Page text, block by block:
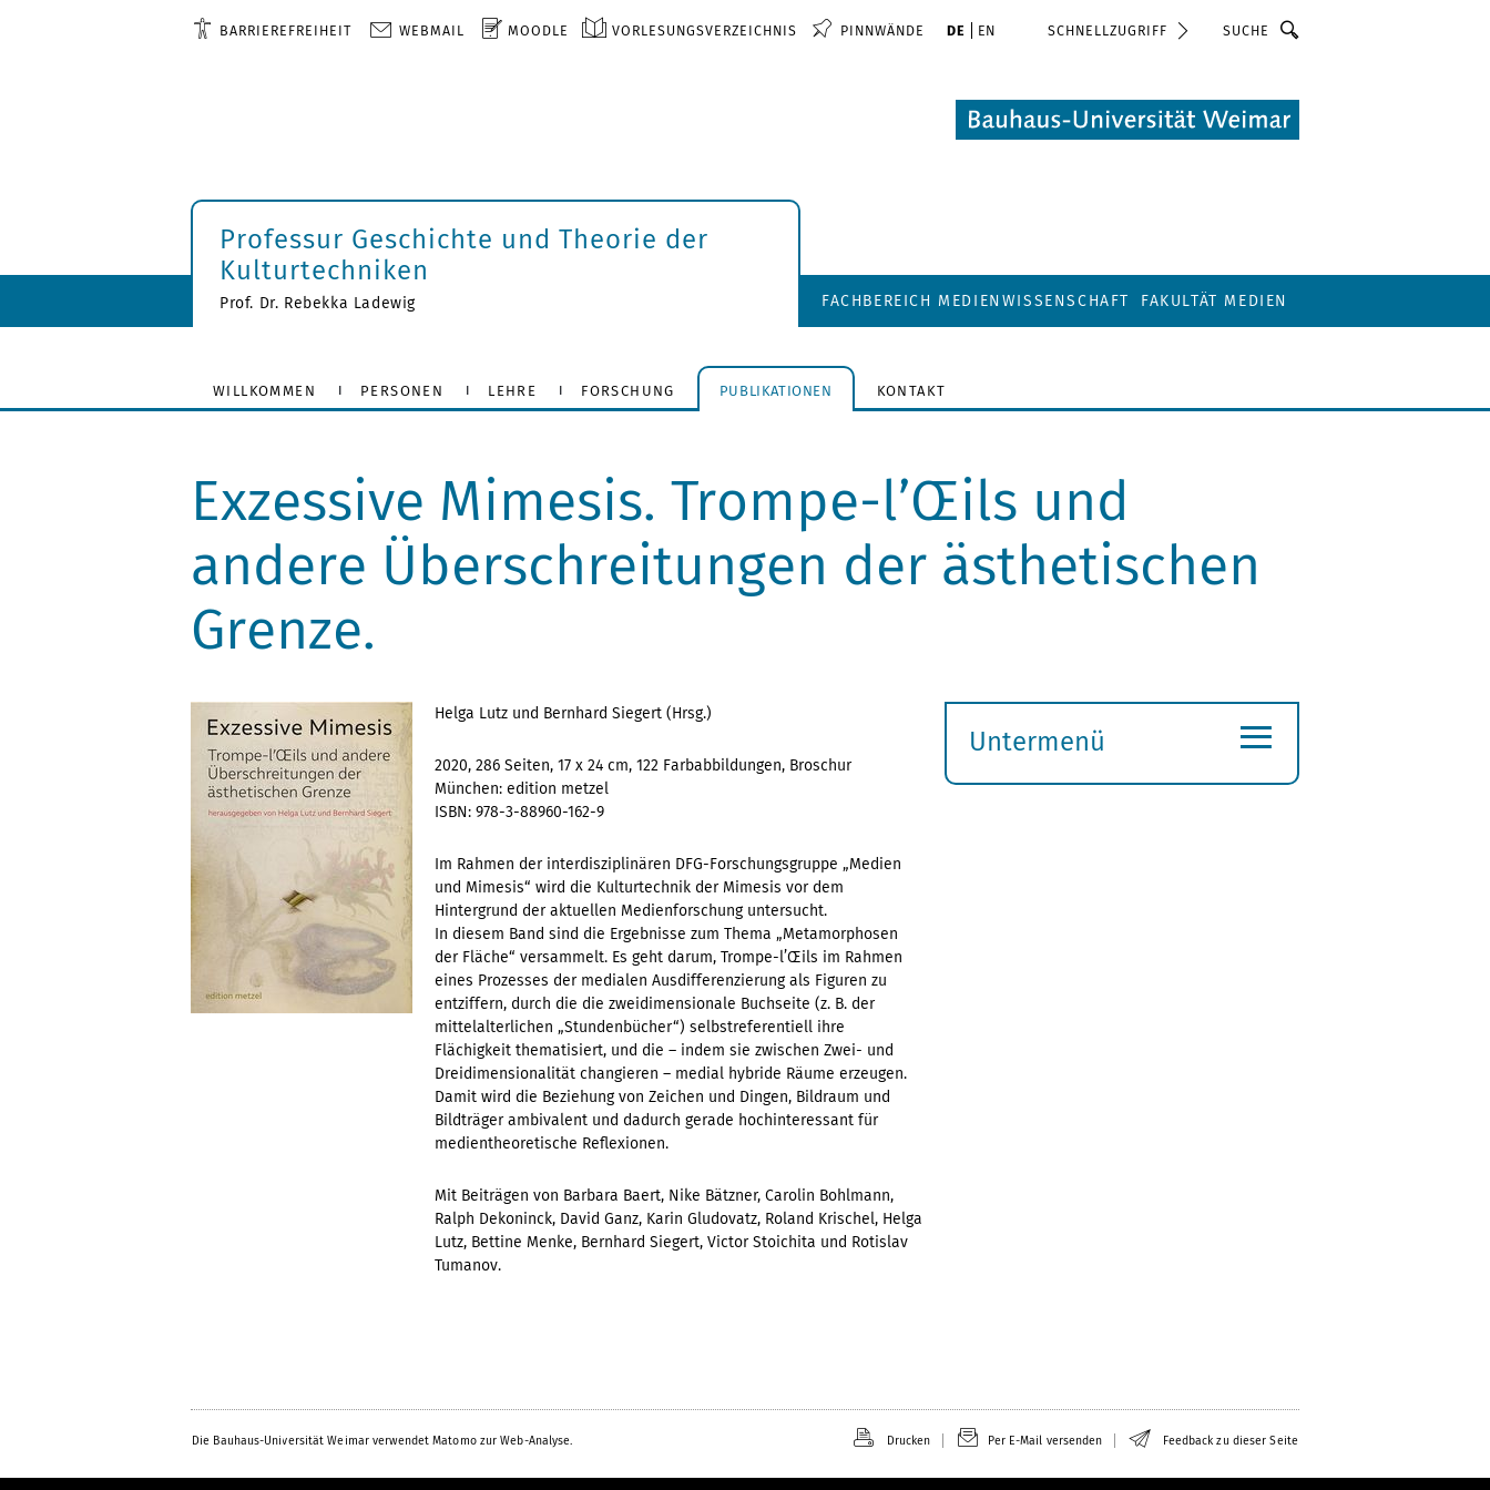
BARRIEREFREIHEIT WEBMAIL MOODLE VORLESUNGSVERZEICHNIS PINNWÄNDE DE EN SCHNELLZUGRIFF Suche
Professur Geschichte und Theorie der
Kulturtechniken
Prof. Dr. Rebekka Ladewig FACHBEREICH MEDIENWISSENSCHAFT FAKULTÄT MEDIEN
WILLKOMMEN PERSONEN LEHRE FORSCHUNG PUBLIKATIONEN KONTAKT
Exzessive Mimesis. Trompe-l’Œils und
andere Überschreitungen der ästhetischen
Grenze.
Helga Lutz und Bernhard Siegert (Hrsg.)
2020, 286 Seiten, 17 x 24 cm, 122 Farbabbildungen, Broschur
München: edition metzel
ISBN: 978-3-88960-162-9
Im Rahmen der interdisziplinären DFG-Forschungsgruppe „Medien
und Mimesis“ wird die Kulturtechnik der Mimesis vor dem
Hintergrund der aktuellen Medienforschung untersucht.
In diesem Band sind die Ergebnisse zum Thema „Metamorphosen
der Fläche“ versammelt. Es geht darum, Trompe-l’Œils im Rahmen
eines Prozesses der medialen Ausdifferenzierung als Figuren zu
entziffern, durch die die zweidimensionale Buchseite (z. B. der
mittelalterlichen „Stundenbücher“) selbstreferentiell ihre
Flächigkeit thematisiert, und die – indem sie zwischen Zwei- und
Dreidimensionalität changieren – medial hybride Räume erzeugen.
Damit wird die Beziehung von Zeichen und Dingen, Bildraum und
Bildträger ambivalent und dadurch gerade hochinteressant für
medientheoretische Reflexionen.
Mit Beiträgen von Barbara Baert, Nike Bätzner, Carolin Bohlmann,
Ralph Dekoninck, David Ganz, Karin Gludovatz, Roland Krischel, Helga
Lutz, Bettine Menke, Bernhard Siegert, Victor Stoichita und Rotislav
Tumanov.
Untermenü
≡
Die Bauhaus-Universität Weimar verwendet Matomo zur Web-Analyse. Drucken Per E-Mail versenden Feedback zu dieser Seite